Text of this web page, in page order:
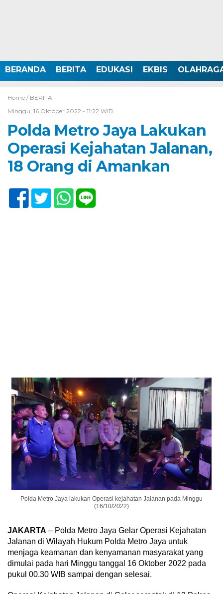
BERANDA BERITA EDUKASI EKBIS
Home / BERITA
Minggu, 16 Oktober 2022 - 11:22 WIB
Polda Metro Jaya Lakukan
Operasi Kejahatan Jalanan,
18 Orang di Amankan
Polda Metro Jaya lakukan Operasi kejahatan Jalanan pada Minggu
(16/10/2022)
JAKARTA – Polda Metro Jaya Gelar Operasi Kejahatan
Jalanan di Wilayah Hukum Polda Metro Jaya untuk
menjaga keamanan dan kenyamanan masyarakat yang
dimulai pada hari Minggu tanggal 16 Oktober 2022 pada
pukul 00.30 WIB sampai dengan selesai.